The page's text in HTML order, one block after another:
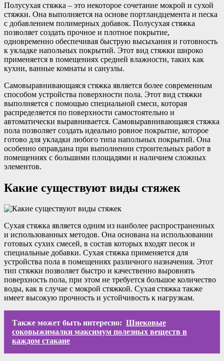
Полусухая стяжка – это некоторое сочетание мокрой и сухой
стяжки. Она выполняется на основе портландцемента и песка
с добавлением полимерных добавок. Полусухая стяжка
позволяет создать прочное и плотное покрытие,
одновременно обеспечивая быструю высыхания и готовность
к укладке напольных покрытий. Этот вид стяжки широко
применяется в помещениях средней влажности, таких как
кухни, ванные комнаты и санузлы.
Самовыравнивающаяся стяжка является более современным
способом устройства поверхности пола. Этот вид стяжки
выполняется с помощью специальной смеси, которая
распределяется по поверхности самостоятельно и
автоматически выравнивается. Самовыравнивающаяся стяжка
пола позволяет создать идеально ровное покрытие, которое
готово для укладки любого типа напольных покрытий. Она
особенно оправдана при выполнении строительных работ в
помещениях с большими площадями и наличием сложных
элементов.
Какие существуют виды стяжек
Сухая стяжка является одним из наиболее распространенных
и использованных методов. Она основана на использовании
готовых сухих смесей, в состав которых входят песок и
специальные добавки. Сухая стяжка применяется для
устройства пола в помещениях различного назначения. Этот
тип стяжки позволяет быстро и качественно выровнять
поверхность пола, при этом не требуется большое количество
воды, как в случае с мокрой стяжкой. Сухая стяжка также
имеет высокую прочность и устойчивость к нагрузкам.
Также может быть интересно: Шнековые
соковыжималки максимум полезных веществ в
каждом стакане